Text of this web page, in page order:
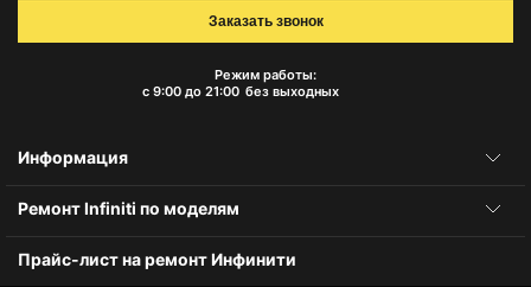
Режим работы:
с 9:00 до 21:00 без выходных
Заказать звонок
Информация
Ремонт Infiniti по моделям
Прайс-лист на ремонт Инфинити